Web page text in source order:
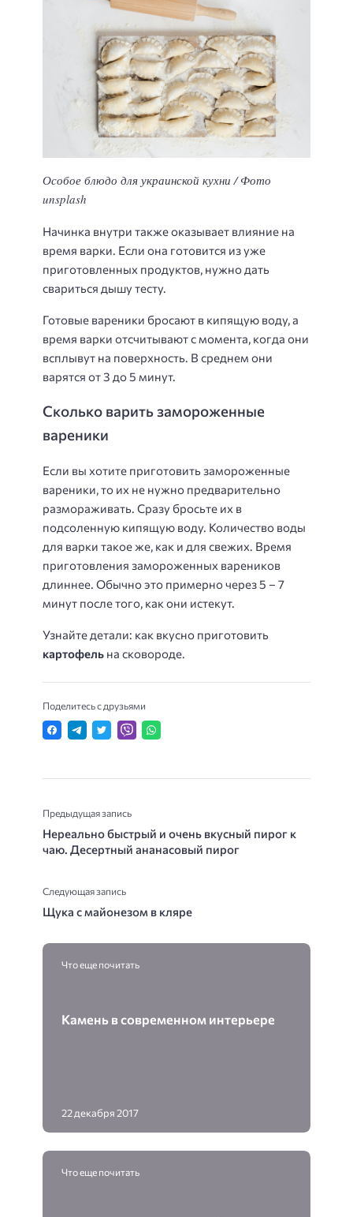
Особое блюдо для украинской кухни / Фото
unsplash
Начинка внутри также оказывает влияние на
время варки. Если она готовится из уже
приготовленных продуктов, нужно дать
свариться дышу тесту.
Готовые вареники бросают в кипящую воду, а
время варки отсчитывают с момента, когда они
всплывут на поверхность. В среднем они
варятся от 3 до 5 минут.
Сколько варить замороженные
вареники
Если вы хотите приготовить замороженные
вареники, то их не нужно предварительно
размораживать. Сразу бросьте их в
подсоленную кипящую воду. Количество воды
для варки такое же, как и для свежих. Время
приготовления замороженных вареников
длиннее. Обычно это примерно через 5 – 7
минут после того, как они истекут.
Узнайте детали: как вкусно приготовить
картофель на сковороде.
Поделитесь с друзьями
Предыдущая запись
Нереально быстрый и очень вкусный пирог к
чаю. Десертный ананасовый пирог
Следующая запись
Щука с майонезом в кляре
Что еще почитать
Камень в современном интерьере
22 декабря 2017
Что еще почитать